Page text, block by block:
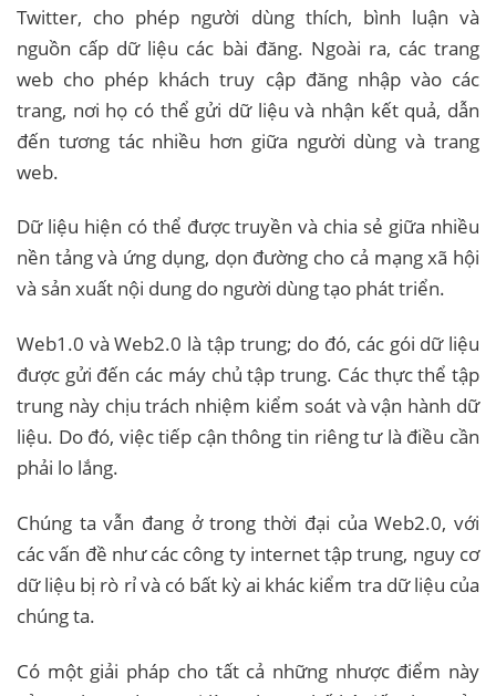
Twitter, cho phép người dùng thích, bình luận và
nguồn cấp dữ liệu các bài đăng. Ngoài ra, các trang
web cho phép khách truy cập đăng nhập vào các
trang, nơi họ có thể gửi dữ liệu và nhận kết quả, dẫn
đến tương tác nhiều hơn giữa người dùng và trang
web.
Dữ liệu hiện có thể được truyền và chia sẻ giữa nhiều
nền tảng và ứng dụng, dọn đường cho cả mạng xã hội
và sản xuất nội dung do người dùng tạo phát triển.
Web1.0 và Web2.0 là tập trung; do đó, các gói dữ liệu
được gửi đến các máy chủ tập trung. Các thực thể tập
trung này chịu trách nhiệm kiểm soát và vận hành dữ
liệu. Do đó, việc tiếp cận thông tin riêng tư là điều cần
phải lo lắng.
Chúng ta vẫn đang ở trong thời đại của Web2.0, với
các vấn đề như các công ty internet tập trung, nguy cơ
dữ liệu bị rò rỉ và có bất kỳ ai khác kiểm tra dữ liệu của
chúng ta.
Có một giải pháp cho tất cả những nhược điểm này